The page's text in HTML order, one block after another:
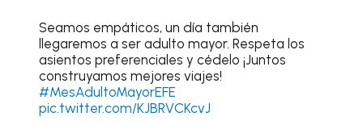
Seamos empáticos, un día también
llegaremos a ser adulto mayor. Respeta los
asientos preferenciales y cédelo ¡Juntos
construyamos mejores viajes!
#MesAdultoMayorEFE
pic.twitter.com/KJBRVCKcvJ